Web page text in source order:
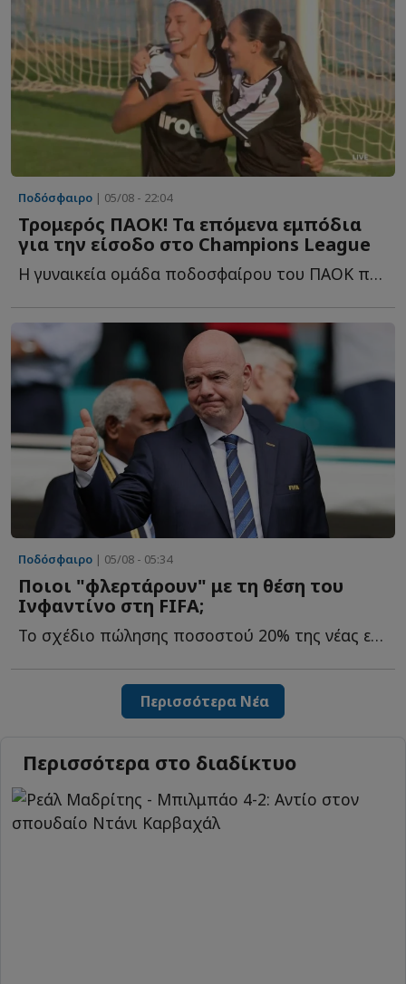
Ποδόσφαιρο | 05/08 - 22:04
Τρομερός ΠΑΟΚ! Τα επόμενα εμπόδια
για την είσοδο στο Champions League
Η γυναικεία ομάδα ποδοσφαίρου του ΠΑΟΚ προκρίθηκε σ...
Ποδόσφαιρο | 05/08 - 05:34
Ποιοι "φλερτάρουν" με τη θέση του
Ινφαντίνο στη FIFA;
Το σχέδιο πώλησης ποσοστού 20% της νέας εμπορικής εταιρείας τ...
Περισσότερα Νέα
Περισσότερα στο διαδίκτυο